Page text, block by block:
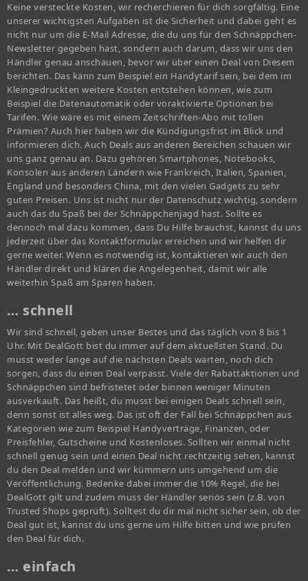
Keine versteckte Kosten, wir recherchieren für dich sorgfältig. Eine
unserer wichtigsten Aufgaben ist die Sicherheit und dabei geht es
nicht nur um die E-Mail Adresse, die du uns für den Schnäppchen-
Newsletter gegeben hast, sondern auch darum, dass wir uns den
Händler genau anschauen, bevor wir über einen Deal von Diesem
berichten. Das kann zum Beispiel ein Handytarif sein, bei dem im
Kleingedruckten weitere Kosten entstehen können, wie zum
Beispiel die Datenautomatik oder voraktivierte Optionen bei
Tarifen. Wie wäre es mit einem Zeitschriften-Abo mit tollen
Prämien? Auch hier haben wir die Kündigungsfrist im Blick und
informieren dich. Auch Deals aus anderen Bereichen schauen wir
uns ganz genau an. Dazu gehören Smartphones, Notebooks,
Konsolen aus anderen Ländern wie Frankreich, Italien, Spanien,
England und besonders China, mit den vielen Gadgets zu sehr
guten Preisen. Uns ist nicht nur der Datenschutz wichtig, sondern
auch das du Spaß bei der Schnäppchenjagd hast. Sollte es
dennoch mal dazu kommen, dass Du Hilfe brauchst, kannst du uns
jederzeit über das Kontaktformular erreichen und wir helfen dir
gerne weiter. Wenn es notwendig ist, kontaktieren wir auch den
Händler direkt und klären die Angelegenheit, damit wir alle
weiterhin Spaß am Sparen haben.
… schnell
Wir sind schnell, geben unser Bestes und das täglich von 8 bis 1
Uhr. Mit DealGott bist du immer auf dem aktuellsten Stand. Du
musst weder lange auf die nächsten Deals warten, noch dich
sorgen, dass du einen Deal verpasst. Viele der Rabattaktionen und
Schnäppchen sind befristetet oder binnen weniger Minuten
ausverkauft. Das heißt, du musst bei einigen Deals schnell sein,
denn sonst ist alles weg. Das ist oft der Fall bei Schnäppchen aus
Kategorien wie zum Beispiel Handyverträge, Finanzen, oder
Preisfehler, Gutscheine und Kostenloses. Sollten wir einmal nicht
schnell genug sein und einen Deal nicht rechtzeitig sehen, kannst
du den Deal melden und wir kümmern uns umgehend um die
Veröffentlichung. Bedenke dabei immer die 10% Regel, die bei
DealGott gilt und zudem muss der Händler seriös sein (z.B. von
Trusted Shops geprüft). Solltest du dir mal nicht sicher sein, ob der
Deal gut ist, kannst du uns gerne um Hilfe bitten und wie prüfen
den Deal für dich.
… einfach